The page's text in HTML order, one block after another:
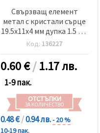
Свързващ елемент
метал с кристали сърце
19.5x11x4 мм дупка 1.5 мм
червен-2 броя
Код: 136227
0.60€/1.17 лв.
1-9 пак.
ОТСТЪПКИ
ЗА КОЛИЧЕСТВО
0.48 €/0.94 лв.- 20 %
10-19 пак.